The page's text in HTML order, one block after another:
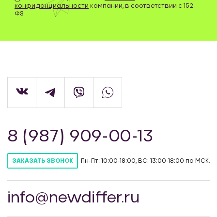
конфиденциальности компании, в соответствии с 152-
ФЗ
8 (987) 909-00-13
ЗАКАЗАТЬ ЗВОНОК Пн-Пт: 10:00-18:00, ВС: 13:00-18:00 по МСК.
info@newdiffer.ru